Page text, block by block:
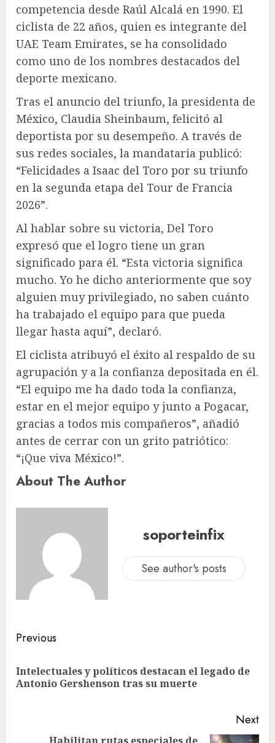
competencia desde Raúl Alcalá en 1990. El
ciclista de 22 años, quien es integrante del
UAE Team Emirates, se ha consolidado
como uno de los nombres destacados del
deporte mexicano.
Tras el anuncio del triunfo, la presidenta de
México, Claudia Sheinbaum, felicitó al
deportista por su desempeño. A través de
sus redes sociales, la mandataria publicó:
“Felicidades a Isaac del Toro por su triunfo
en la segunda etapa del Tour de Francia
2026”.
Al hablar sobre su victoria, Del Toro
expresó que el logro tiene un gran
significado para él. “Esta victoria significa
mucho. Yo he dicho anteriormente que soy
alguien muy privilegiado, no saben cuánto
ha trabajado el equipo para que pueda
llegar hasta aquí”, declaró.
El ciclista atribuyó el éxito al respaldo de su
agrupación y a la confianza depositada en él.
“El equipo me ha dado toda la confianza,
estar en el mejor equipo y junto a Pogacar,
gracias a todos mis compañeros”, añadió
antes de cerrar con un grito patriótico:
“¡Que viva México!”.
About The Author
soporteinfix
See author's posts
Previous
Intelectuales y políticos destacan el legado de
Antonio Gershenson tras su muerte
Next